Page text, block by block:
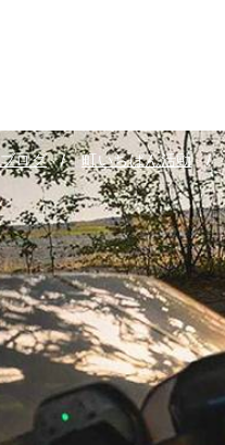
ブログ 町いちばん活動